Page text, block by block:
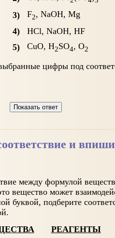
3) F2, NaOH, Mg
4)
HCl, NaOH, HF
5)
CuO, H2SO4, O2
цифры под
и
между формулой
вещество может
буквой, подберите
РЕАГЕНТЫ